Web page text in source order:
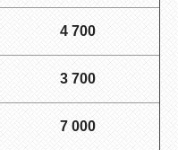
4 700
3 700
7 000